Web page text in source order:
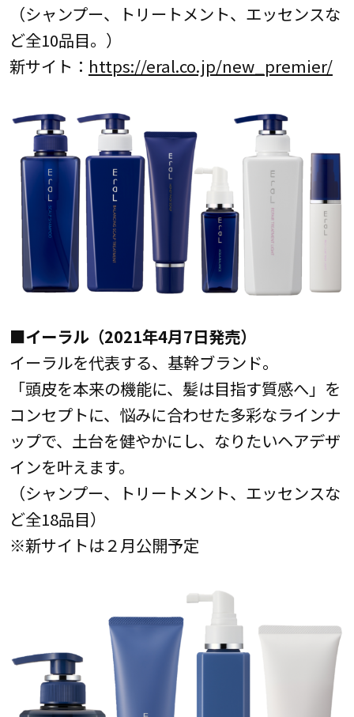
（シャンプー、トリートメント、エッセンスな
ど全10品目。）
新サイト： https://eral.co.jp/new_premier/
■イーラル（2021年4月7日発売）
イーラルを代表する、基幹ブランド。
「頭皮を本来の機能に、髪は目指す質感へ」を
コンセプトに、悩みに合わせた多彩なラインナ
ップで、土台を健やかにし、なりたいヘアデザ
インを叶えます。
（シャンプー、トリートメント、エッセンスな
ど全18品目）
※新サイトは２月公開予定